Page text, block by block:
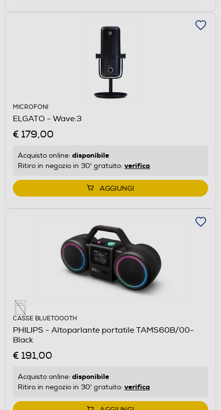
MICROFONI
ELGATO - Wave:3
€ 179,00
Acquisto online: disponibile
Ritiro in negozio in 30' gratuito: verifica
AGGIUNGI
CASSE BLUETOOOTH
PHILIPS - Altoparlante portatile TAMS60B/00-
Black
€ 191,00
Acquisto online: disponibile
Ritiro in negozio in 30' gratuito: verifica